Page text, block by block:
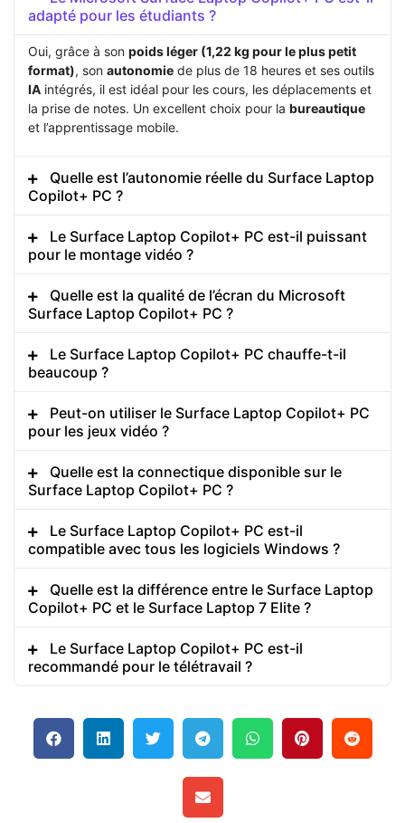
adapté pour les étudiants ?
Oui, grâce à son poids léger (1,22 kg pour le plus petit
format), son autonomie de plus de 18 heures et ses outils
IA intégrés, il est idéal pour les cours, les déplacements et
la prise de notes. Un excellent choix pour la bureautique
et l’apprentissage mobile.
Quelle est l’autonomie réelle du Surface Laptop
Copilot+ PC ?
Le Surface Laptop Copilot+ PC est-il puissant
pour le montage vidéo ?
Quelle est la qualité de l’écran du Microsoft
Surface Laptop Copilot+ PC ?
Le Surface Laptop Copilot+ PC chauffe-t-il
beaucoup ?
Peut-on utiliser le Surface Laptop Copilot+ PC
pour les jeux vidéo ?
Quelle est la connectique disponible sur le
Surface Laptop Copilot+ PC ?
Le Surface Laptop Copilot+ PC est-il
compatible avec tous les logiciels Windows ?
Quelle est la différence entre le Surface Laptop
Copilot+ PC et le Surface Laptop 7 Elite ?
Le Surface Laptop Copilot+ PC est-il
recommandé pour le télétravail ?